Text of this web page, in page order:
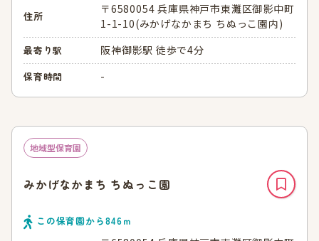
住所
〒6580054 兵庫県神戸市東灘区御影中町
1-1-10(みかげなかまち ちぬっこ園内)
最寄り駅 阪神御影駅 徒歩で4分
保育時間 -
地域型保育園
みかげなかまち ちぬっこ園
この保育園から846ｍ